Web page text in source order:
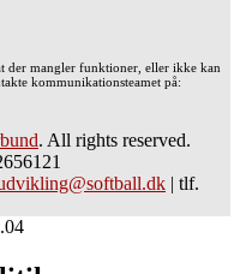
der mangler funktioner, eller ikke kan
kommunikationsteamet på:
. All rights reserved.
| tlf.